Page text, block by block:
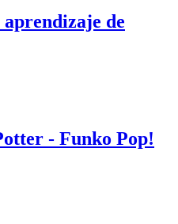
de
- Funko Pop!